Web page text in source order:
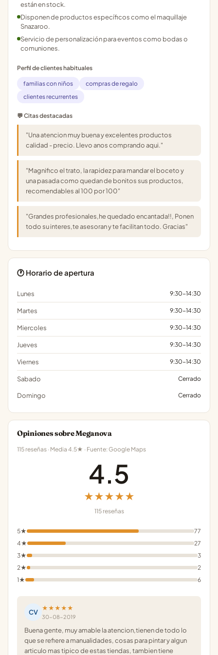
están en stock.
Disponen de productos específicos como el maquillaje
Snazaroo.
Servicio de personalización para eventos como bodas o
comuniones.
Perfil de clientes habituales
familias con niños
compras de regalo
clientes recurrentes
💬 Citas destacadas
"Una atencion muy buena y excelentes productos
calidad - precio. Llevo anos comprando aqui."
"Magnifico el trato, la rapidez para mandar el boceto y
una pasada como quedan de bonitos sus productos,
recomendables al 100 por 100"
"Grandes profesionales,he quedado encantada!!, Ponen
todo su interes,te asesoran y te facilitan todo. Gracias"
🕐 Horario de apertura
Lunes 9:30-14:30
Martes 9:30-14:30
Miercoles 9:30-14:30
Jueves 9:30-14:30
Viernes 9:30-14:30
Sabado Cerrado
Domingo Cerrado
Opiniones sobre Meganova
115 reseñas · Media 4.5★ · Fuente: Google Maps
4.5
★★★★★
115 reseñas
5★
77
4★
27
3★
3
2★
2
1★
6
CV
★★★★★
30-08-2019
Buena gente, muy amable la atencion,tienen de todo lo
que se refiere a manualidades, cosas para pintar y algun
articulo mas tipico de estas tiendas, tambien tiene